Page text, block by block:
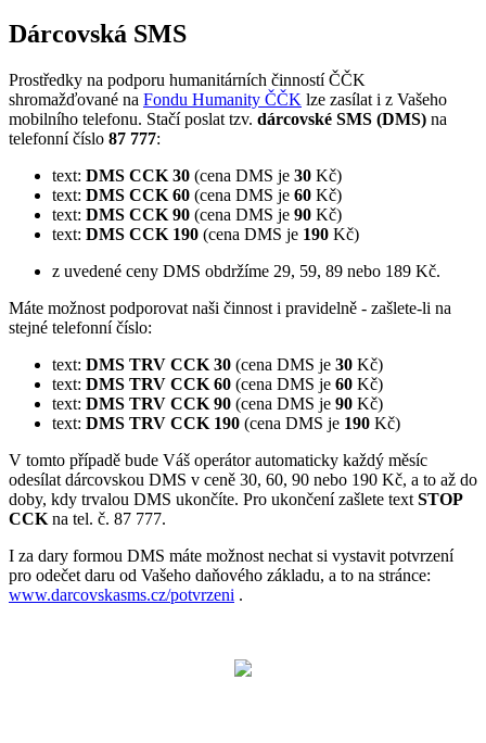
Dárcovská SMS
Prostředky na podporu humanitárních činností ČČK
shromažďované na Fondu Humanity ČČK lze zasílat i z Vašeho
mobilního telefonu. Stačí poslat tzv. dárcovské SMS (DMS) na
telefonní číslo 87 777:
text: DMS CCK 30 (cena DMS je 30 Kč)
text: DMS CCK 60 (cena DMS je 60 Kč)
text: DMS CCK 90 (cena DMS je 90 Kč)
text: DMS CCK 190 (cena DMS je 190 Kč)
z uvedené ceny DMS obdržíme 29, 59, 89 nebo 189 Kč.
Máte možnost podporovat naši činnost i pravidelně - zašlete-li na
stejné telefonní číslo:
text: DMS TRV CCK 30 (cena DMS je 30 Kč)
text: DMS TRV CCK 60 (cena DMS je 60 Kč)
text: DMS TRV CCK 90 (cena DMS je 90 Kč)
text: DMS TRV CCK 190 (cena DMS je 190 Kč)
V tomto případě bude Váš operátor automaticky každý měsíc
odesílat dárcovskou DMS v ceně 30, 60, 90 nebo 190 Kč, a to až do
doby, kdy trvalou DMS ukončíte. Pro ukončení zašlete text STOP
CCK na tel. č. 87 777.
I za dary formou DMS máte možnost nechat si vystavit potvrzení
pro odečet daru od Vašeho daňového základu, a to na stránce:
www.darcovskasms.cz/potvrzeni .